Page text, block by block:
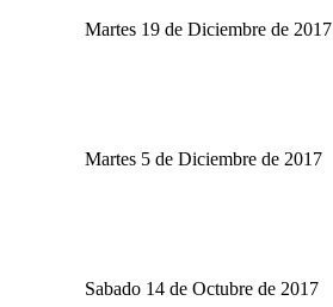
Martes 19 de Diciembre de 2017
Martes 5 de Diciembre de 2017
Sabado 14 de Octubre de 2017